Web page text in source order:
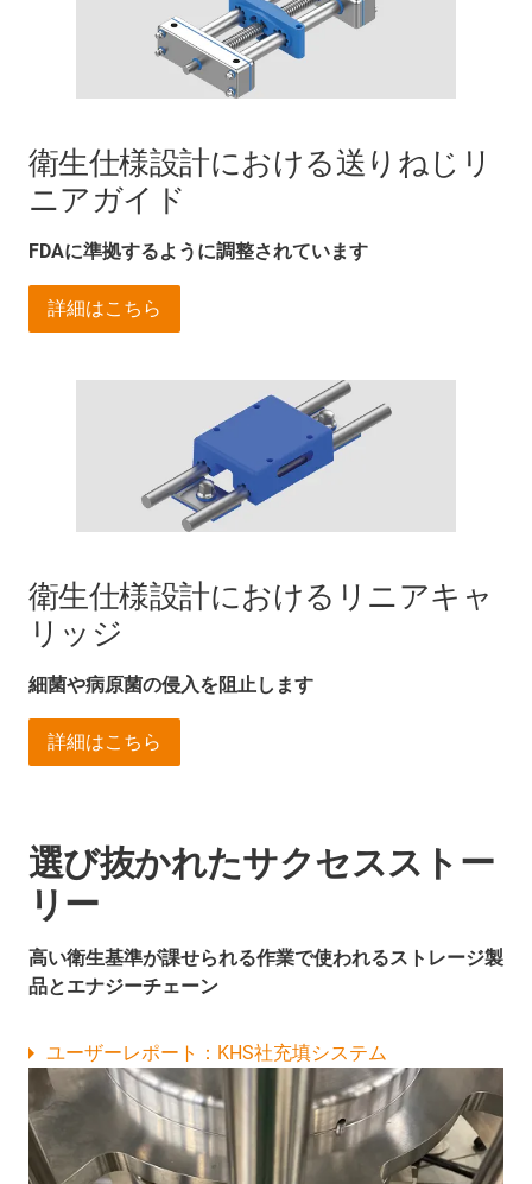
衛生仕様設計における送りねじリ
ニアガイド
FDAに準拠するように調整されています
詳細はこちら
衛生仕様設計におけるリニアキャ
リッジ
細菌や病原菌の侵入を阻止します
詳細はこちら
選び抜かれたサクセスストー
リー
高い衛生基準が課せられる作業で使われるストレージ製
品とエナジーチェーン
ユーザーレポート：KHS社充填システム